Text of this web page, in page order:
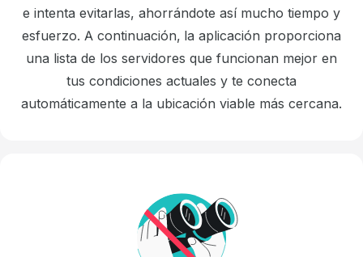
e intenta evitarlas, ahorrándote así mucho tiempo y
esfuerzo. A continuación, la aplicación proporciona
una lista de los servidores que funcionan mejor en
tus condiciones actuales y te conecta
automáticamente a la ubicación viable más cercana.